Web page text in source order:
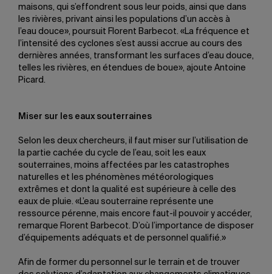
maisons, qui s’effondrent sous leur poids, ainsi que dans
les rivières, privant ainsi les populations d’un accès à
l’eau douce», poursuit Florent Barbecot. «La fréquence et
l’intensité des cyclones s’est aussi accrue au cours des
dernières années, transformant les surfaces d’eau douce,
telles les rivières, en étendues de boue», ajoute Antoine
Picard.
Miser sur les eaux souterraines
Selon les deux chercheurs, il faut miser sur l’utilisation de
la partie cachée du cycle de l’eau, soit les eaux
souterraines, moins affectées par les catastrophes
naturelles et les phénomènes météorologiques
extrêmes et dont la qualité est supérieure à celle des
eaux de pluie. «L’eau souterraine représente une
ressource pérenne, mais encore faut-il pouvoir y accéder,
remarque Florent Barbecot. D’où l’importance de disposer
d’équipements adéquats et de personnel qualifié.»
Afin de former du personnel sur le terrain et de trouver